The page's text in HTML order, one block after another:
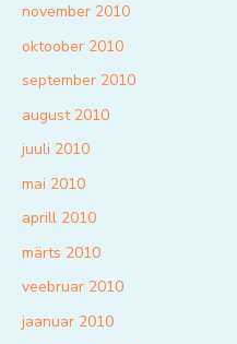
november 2010
oktoober 2010
september 2010
august 2010
juuli 2010
mai 2010
aprill 2010
märts 2010
veebruar 2010
jaanuar 2010